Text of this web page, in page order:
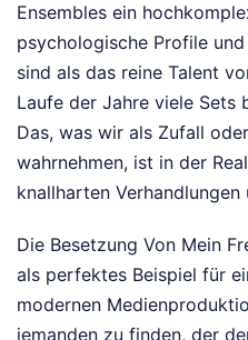
Ensembles ein
psychologische Profile
sind als das reine Talent
Laufe der Jahre viele Sets
Das, was wir als Zufall
wahrnehmen, ist in der
knallharten
Die Besetzung Von Mein
als perfektes Beispiel für
modernen
jemanden zu finden, der